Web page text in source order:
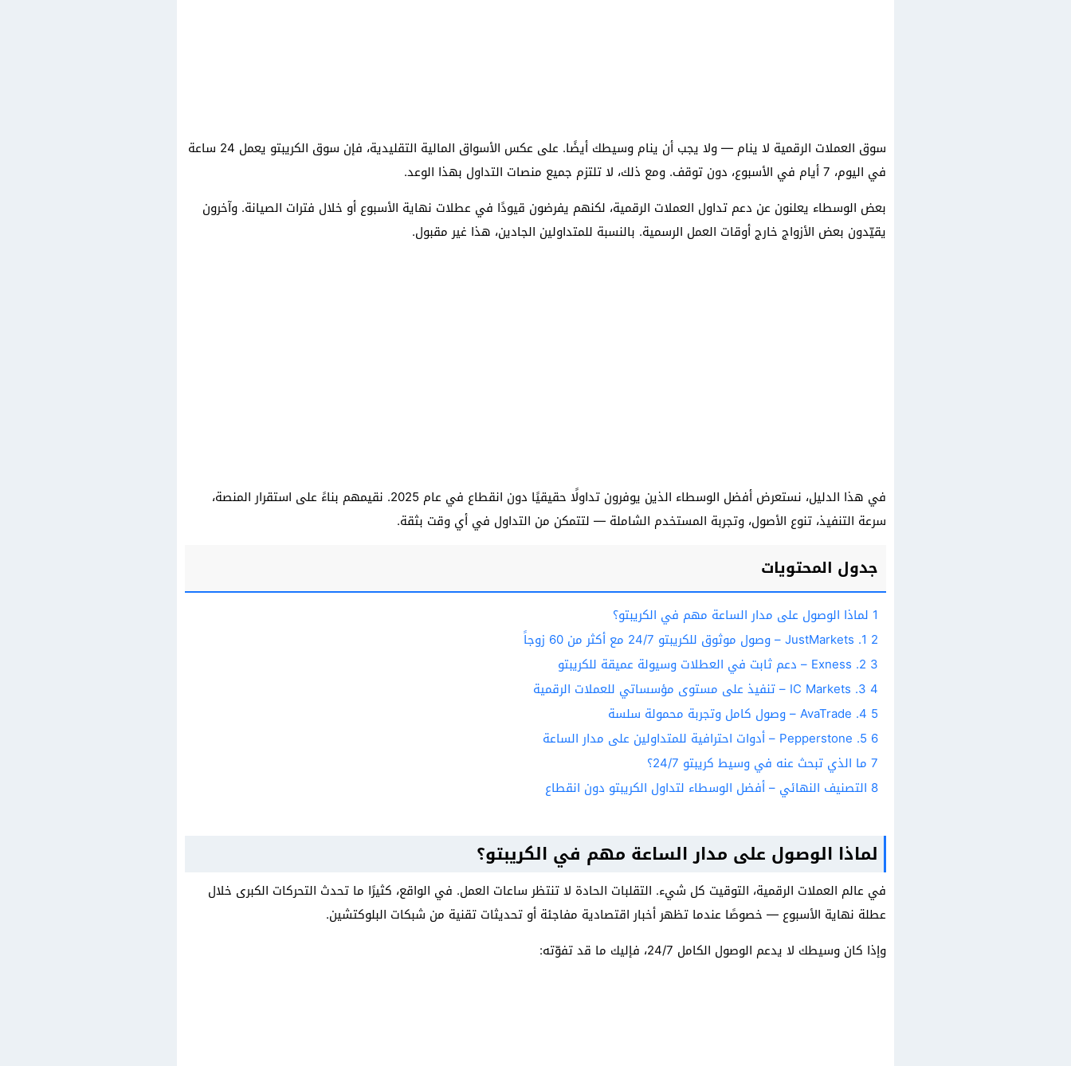
سوق العملات الرقمية لا ينام — ولا يجب أن ينام وسيطك أيضًا. على عكس الأسواق المالية التقليدية، فإن سوق الكريبتو يعمل 24 ساعة
في اليوم، 7 أيام في الأسبوع، دون توقف. ومع ذلك، لا تلتزم جميع منصات التداول بهذا الوعد.
بعض الوسطاء يعلنون عن دعم تداول العملات الرقمية، لكنهم يفرضون قيودًا في عطلات نهاية الأسبوع أو خلال فترات الصيانة. وآخرون
يقيّدون بعض الأزواج خارج أوقات العمل الرسمية. بالنسبة للمتداولين الجادين، هذا غير مقبول.
في هذا الدليل، نستعرض أفضل الوسطاء الذين يوفرون تداولًا حقيقيًا دون انقطاع في عام 2025. نقيمهم بناءً على استقرار المنصة،
سرعة التنفيذ، تنوع الأصول، وتجربة المستخدم الشاملة — لتتمكن من التداول في أي وقت بثقة.
جدول المحتويات
1 لماذا الوصول على مدار الساعة مهم في الكريبتو؟
2
3
4
5
6
7 ما الذي تبحث عنه في وسيط كريبتو 24/7؟
8 التصنيف النهائي – أفضل الوسطاء لتداول الكريبتو دون انقطاع
لماذا الوصول على مدار الساعة مهم في الكريبتو؟
في عالم العملات الرقمية، التوقيت كل شيء. التقلبات الحادة لا تنتظر ساعات العمل. في الواقع، كثيرًا ما تحدث التحركات الكبرى خلال
عطلة نهاية الأسبوع — خصوصًا عندما تظهر أخبار اقتصادية مفاجئة أو تحديثات تقنية من شبكات البلوكتشين.
وإذا كان وسيطك لا يدعم الوصول الكامل 24/7، فإليك ما قد تفوّته: